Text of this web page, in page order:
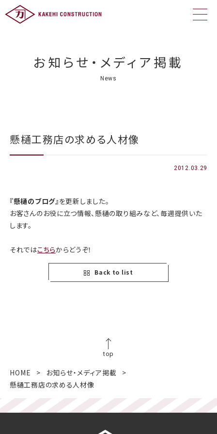
お知らせ・メディア掲載
News
懸樋工務店の求める人材像
2012.03.29
『懸樋のブログ』を更新しました。
お客さんのお役に立つ情報、懸樋の取り組みなど、毎週提供いた
します。
それではこちらからどうぞ！
Back to list
top
HOME
お知らせ・メディア掲載
懸樋工務店の求める人材像